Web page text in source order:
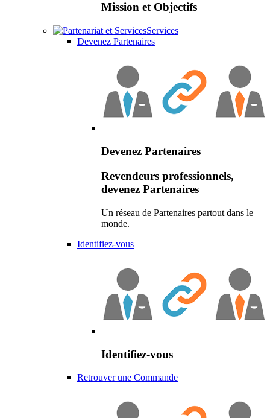
Mission et Objectifs
Services
Devenez Partenaires
Devenez Partenaires
Revendeurs professionnels,
devenez Partenaires
Un réseau de Partenaires partout dans le
monde.
Identifiez-vous
Identifiez-vous
Retrouver une Commande